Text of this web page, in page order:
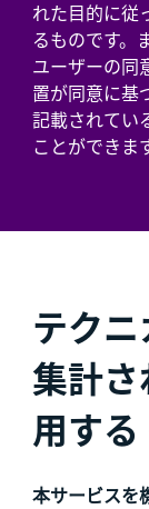
れた目的に従
るものです。
ユーザーの同
置が同意に基
記載されてい
ことができま
テク
集計
用す
本サービスを